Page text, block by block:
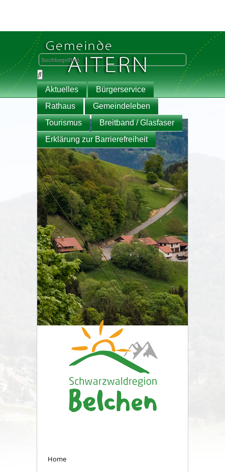
Aktuelles
Bürgerservice
Rathaus
Gemeindeleben
Tourismus
Breitband / Glasfaser
Erklärung zur Barrierefreiheit
Home